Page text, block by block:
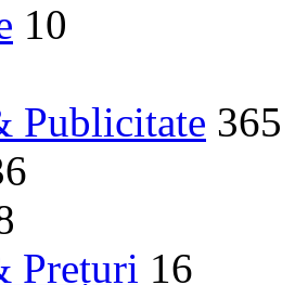
10
Publicitate 365
Prețuri 16